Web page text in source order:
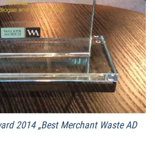
2014 „Best Merchant Waste AD